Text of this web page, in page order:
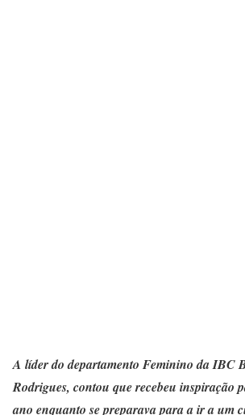
A líder do departamento Feminino da IBC
Rodrigues, contou que recebeu inspiração
ano enquanto se preparava para a ir a um